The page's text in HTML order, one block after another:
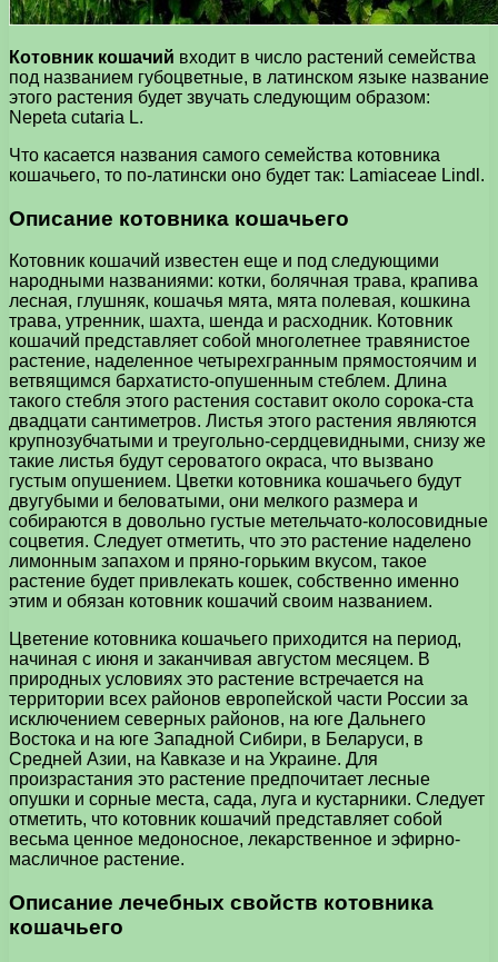
Котовник кошачий входит в число растений семейства
под названием губоцветные, в латинском языке название
этого растения будет звучать следующим образом:
Nepeta cutaria L.
Что касается названия самого семейства котовника
кошачьего, то по-латински оно будет так: Lamiaceae Lindl.
Описание котовника кошачьего
Котовник кошачий известен еще и под следующими
народными названиями: котки, болячная трава, крапива
лесная, глушняк, кошачья мята, мята полевая, кошкина
трава, утренник, шахта, шенда и расходник. Котовник
кошачий представляет собой многолетнее травянистое
растение, наделенное четырехгранным прямостоячим и
ветвящимся бархатисто-опушенным стеблем. Длина
такого стебля этого растения составит около сорока-ста
двадцати сантиметров. Листья этого растения являются
крупнозубчатыми и треугольно-сердцевидными, снизу же
такие листья будут сероватого окраса, что вызвано
густым опушением. Цветки котовника кошачьего будут
двугубыми и беловатыми, они мелкого размера и
собираются в довольно густые метельчато-колосовидные
соцветия. Следует отметить, что это растение наделено
лимонным запахом и пряно-горьким вкусом, такое
растение будет привлекать кошек, собственно именно
этим и обязан котовник кошачий своим названием.
Цветение котовника кошачьего приходится на период,
начиная с июня и заканчивая августом месяцем. В
природных условиях это растение встречается на
территории всех районов европейской части России за
исключением северных районов, на юге Дальнего
Востока и на юге Западной Сибири, в Беларуси, в
Средней Азии, на Кавказе и на Украине. Для
произрастания это растение предпочитает лесные
опушки и сорные места, сада, луга и кустарники. Следует
отметить, что котовник кошачий представляет собой
весьма ценное медоносное, лекарственное и эфирно-
масличное растение.
Описание лечебных свойств котовника
кошачьего